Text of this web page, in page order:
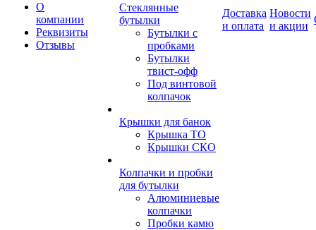
О
компании
Реквизиты
Отзывы
Стеклянные
бутылки
Бутылки с
пробками
Бутылки
твист-офф
Под винтовой
колпачок
Крышки для банок
Крышка ТО
Крышки СКО
Колпачки и пробки
для бутылки
Алюминиевые
колпачки
Пробки камю
Доставка
и оплата
Новости
и акции